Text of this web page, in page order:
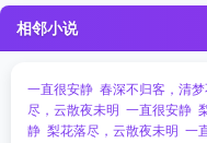
相邻小说
一直很安静 春深不归客，清
尽，云散夜未明 一直很安静
静 梨花落尽，云散夜未明 一